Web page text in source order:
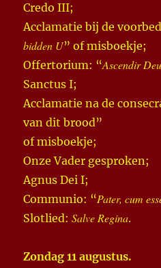
Credo III;
Acclamatie bij de
bidden U” of misboekje;
Offertorium: “Ascendir
Sanctus I;
Acclamatie na de
van dit brood”
of misboekje;
Onze Vader gesproken;
Agnus Dei I;
Communio: “Pater, cum
Slotlied:Salve Regina.
Zondag 11 augustus.